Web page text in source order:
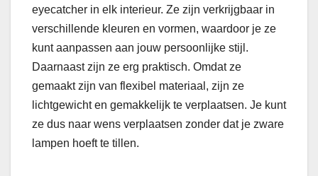
eyecatcher in elk interieur. Ze zijn verkrijgbaar in
verschillende kleuren en vormen, waardoor je ze
kunt aanpassen aan jouw persoonlijke stijl.
Daarnaast zijn ze erg praktisch. Omdat ze
gemaakt zijn van flexibel materiaal, zijn ze
lichtgewicht en gemakkelijk te verplaatsen. Je kunt
ze dus naar wens verplaatsen zonder dat je zware
lampen hoeft te tillen.